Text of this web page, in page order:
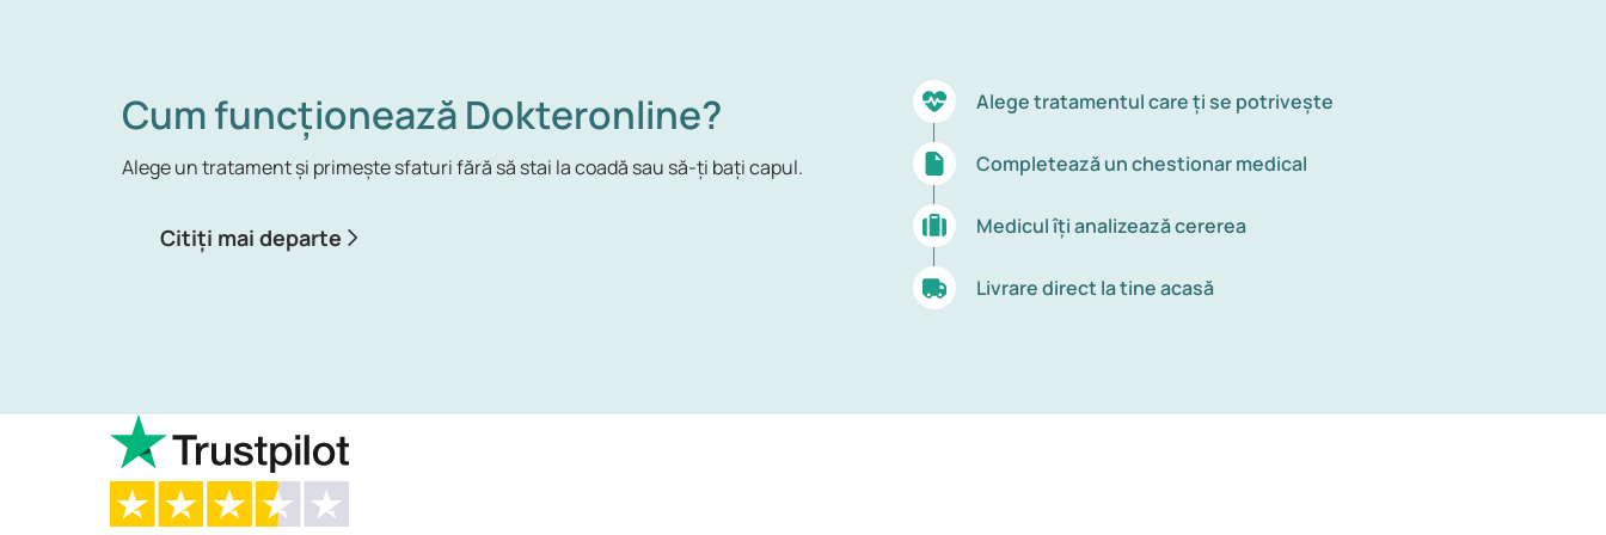
Cum funcționează Dokteronline?
Alege un tratament și primește sfaturi fără să stai la coadă sau să-ți bați capul.
Citiți mai departe
Alege tratamentul care ți se potrivește
Completează un chestionar medical
Medicul îți analizează cererea
Livrare direct la tine acasă